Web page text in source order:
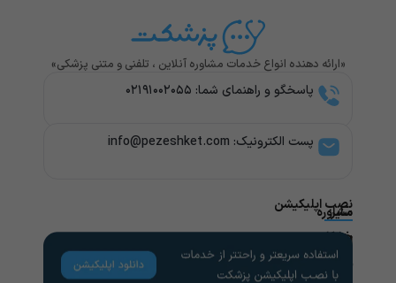
«ارائه دهنده انواع خدمات مشاوره آنلاین ، تلفنی و متنی پزشکی»
پاسخگو و راهنمای شما: ۰۲۱۹۱۰۰۲۰۵۵
پست الکترونیک: info@pezeshket.com​
مشاوره
پزشکی
تخصص
سایر
خدمات
مشاوره
راهنمای
کاربران
لینک
های
نصب اپلیکیشن